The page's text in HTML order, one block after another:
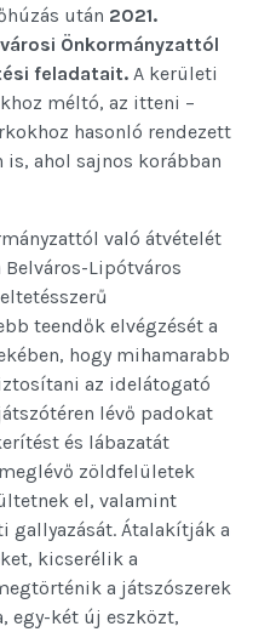
után 2021.
Önkormányzattól
feladatait. A kerületi
méltó, az itteni –
hasonló rendezett
ahol sajnos korábban
való átvételét
Lipótváros
teendők elvégzését a
hogy mihamarabb
az idelátogató
lévő padokat
és lábazatát
zöldfelületek
el, valamint
gallyazását. Átalakítják a
kicserélik a
a játszószerek
egy-két új eszközt,